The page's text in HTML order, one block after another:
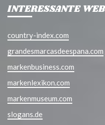
INTERESSANTE
country-index.com
grandesmarcasdeespana.com
markenbusiness.com
markenlexikon.com
markenmuseum.com
slogans.de